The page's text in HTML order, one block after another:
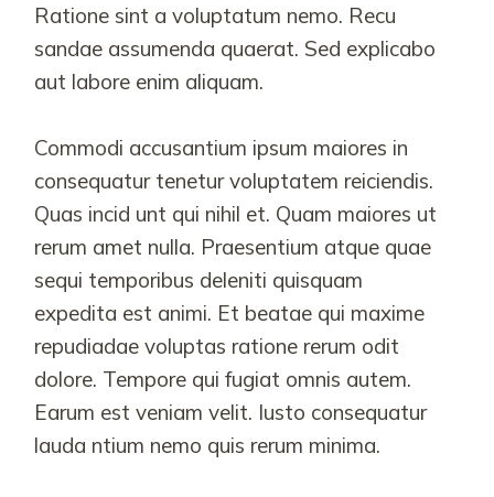
Ratione sint a voluptatum nemo. Recu
sandae assumenda quaerat. Sed explicabo
aut labore enim aliquam.
Commodi accusantium ipsum maiores in
consequatur tenetur voluptatem reiciendis.
Quas incid unt qui nihil et. Quam maiores ut
rerum amet nulla. Praesentium atque quae
sequi temporibus deleniti quisquam
expedita est animi. Et beatae qui maxime
repudiadae voluptas ratione rerum odit
dolore. Tempore qui fugiat omnis autem.
Earum est veniam velit. Iusto consequatur
lauda ntium nemo quis rerum minima.